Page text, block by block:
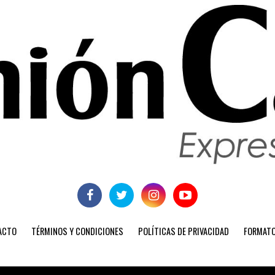
TÉRMINOS Y CONDICIONES POLÍTICAS DE PRIVACIDAD